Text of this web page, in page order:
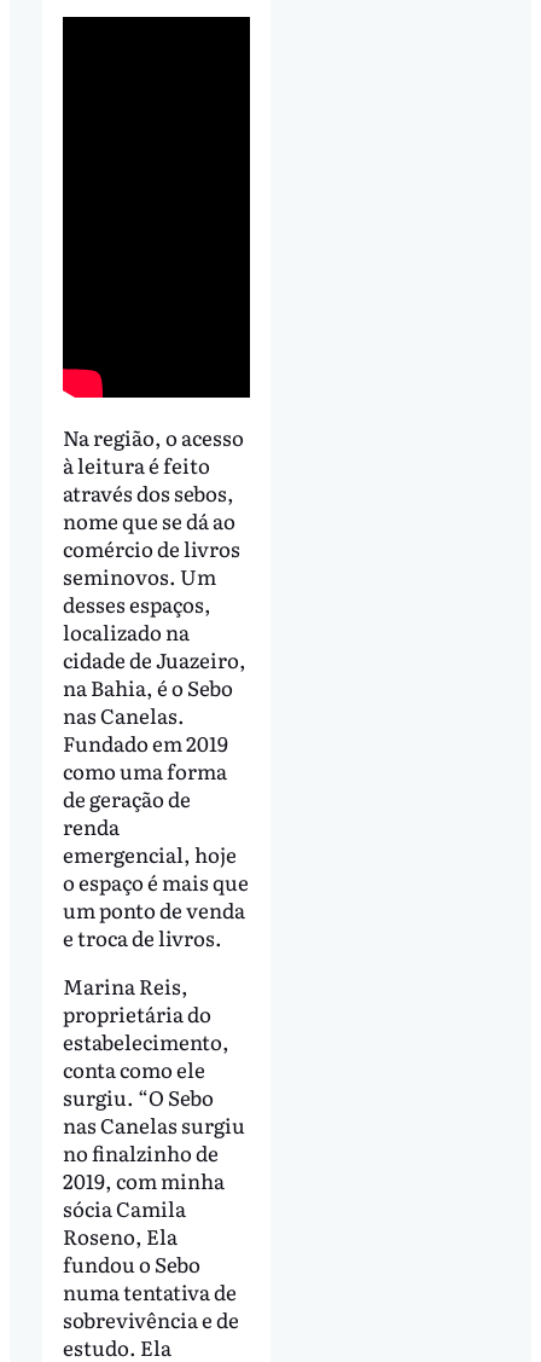
Na região, o acesso
à leitura é feito
através dos sebos,
nome que se dá ao
comércio de livros
seminovos. Um
desses espaços,
localizado na
cidade de Juazeiro,
na Bahia, é o Sebo
nas Canelas.
Fundado em 2019
como uma forma
de geração de
renda
emergencial, hoje
o espaço é mais que
um ponto de venda
e troca de livros.
Marina Reis,
proprietária do
estabelecimento,
conta como ele
surgiu. “O Sebo
nas Canelas surgiu
no finalzinho de
2019, com minha
sócia Camila
Roseno, Ela
fundou o Sebo
numa tentativa de
sobrevivência e de
estudo. Ela